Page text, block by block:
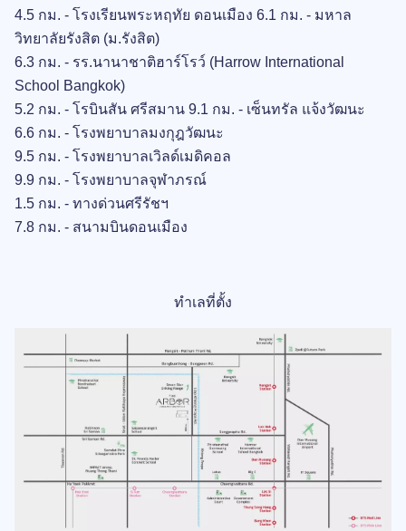
4.5 กม. - โรงเรียนพระหฤทัย ดอนเมือง 6.1 กม. - มหาล
วิทยาลัยรังสิต (ม.รังสิต)
6.3 กม. - รร.นานาชาติฮาร์โรว์ (Harrow International
School Bangkok)
5.2 กม. - โรบินสัน ศรีสมาน 9.1 กม. - เซ็นทรัล แจ้งวัฒนะ
6.6 กม. - โรงพยาบาลมงกุฎวัฒนะ
9.5 กม. - โรงพยาบาลเวิลด์เมดิคอล
9.9 กม. - โรงพยาบาลจุฬาภรณ์
1.5 กม. - ทางด่วนศรีรัชฯ
7.8 กม. - สนามบินดอนเมือง
ทำเลที่ตั้ง